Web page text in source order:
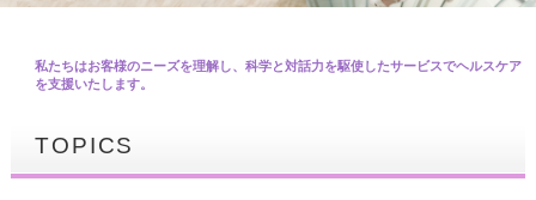
私たちはお客様のニーズを理解し、科学と対話力を駆使したサービスでヘルスケア
を支援いたします。
TOPICS